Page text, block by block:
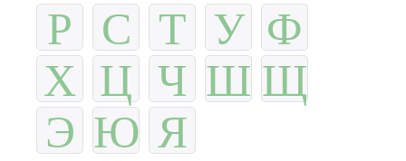
Р С Т У Ф
Х Ц Ч Ш Щ
Э Ю Я